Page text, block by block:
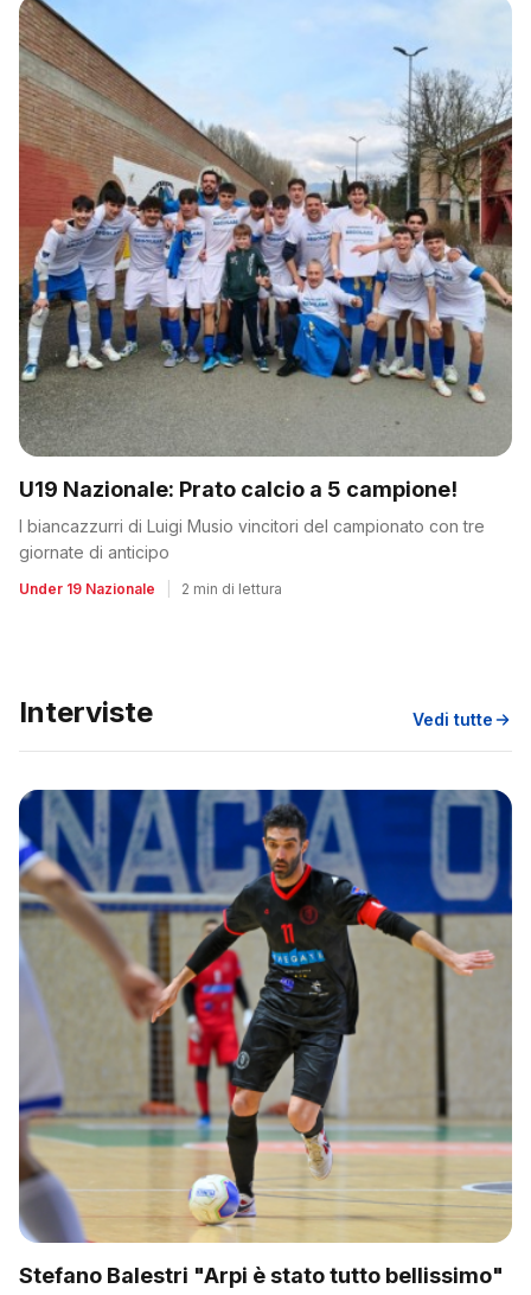
U19 Nazionale: Prato calcio a 5 campione!
I biancazzurri di Luigi Musio vincitori del campionato con tre
giornate di anticipo
Under 19 Nazionale 2 min di lettura
Interviste Vedi tutte
Stefano Balestri "Arpi è stato tutto bellissimo"